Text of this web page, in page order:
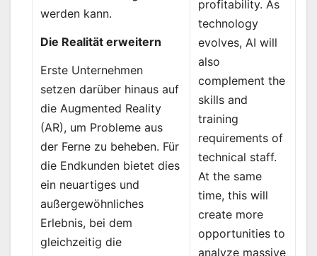
werden kann.
Die Realität erweitern
Erste Unternehmen
setzen darüber hinaus auf
die Augmented Reality
(AR), um Probleme aus
der Ferne zu beheben. Für
die Endkunden bietet dies
ein neuartiges und
außergewöhnliches
Erlebnis, bei dem
gleichzeitig die
profitability. As
technology
evolves, AI will
also
complement the
skills and
training
requirements of
technical staff.
At the same
time, this will
create more
opportunities to
analyze massive